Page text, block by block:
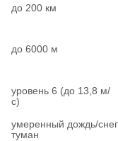
умеренный дождь/
туман
до 6000 м
уровень 6 (до 13,8 м/
с)
до 200 км